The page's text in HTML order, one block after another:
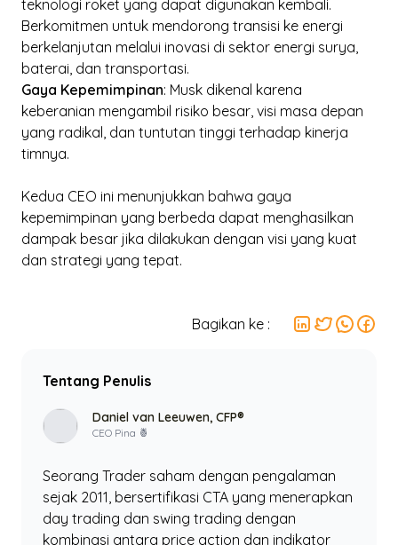
teknologi roket yang dapat digunakan kembali.
Berkomitmen untuk mendorong transisi ke energi
berkelanjutan melalui inovasi di sektor energi surya,
baterai, dan transportasi.
Gaya Kepemimpinan: Musk dikenal karena
keberanian mengambil risiko besar, visi masa depan
yang radikal, dan tuntutan tinggi terhadap kinerja
timnya.
Kedua CEO ini menunjukkan bahwa gaya
kepemimpinan yang berbeda dapat menghasilkan
dampak besar jika dilakukan dengan visi yang kuat
dan strategi yang tepat.
Bagikan ke :
Tentang Penulis
Daniel van Leeuwen, CFP®
CEO Pina 🍍
Seorang Trader saham dengan pengalaman
sejak 2011, bersertifikasi CTA yang menerapkan
day trading dan swing trading dengan
kombinasi antara price action dan indikator